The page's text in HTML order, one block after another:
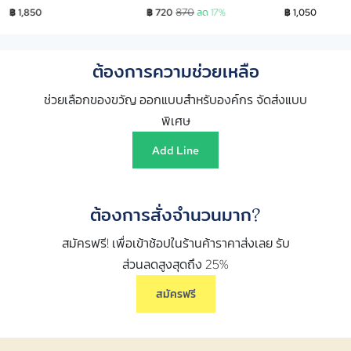
฿ 1,850 ฿ 720 870 ลด 17% ฿ 1,050
ต้องการความช่วยเหลือ
ช่วยเลือกของขวัญ ออกแบบสำหรับองค์กร จัดส่งแบบ
พิเศษ
Add Line
ต้องการสั่งจำนวนมาก?
สมัครฟรี! เพื่อเข้าช้อปในร้านค้าราคาส่งเลย รับ
ส่วนลดสูงสุดถึง 25%
สมัครฟรี